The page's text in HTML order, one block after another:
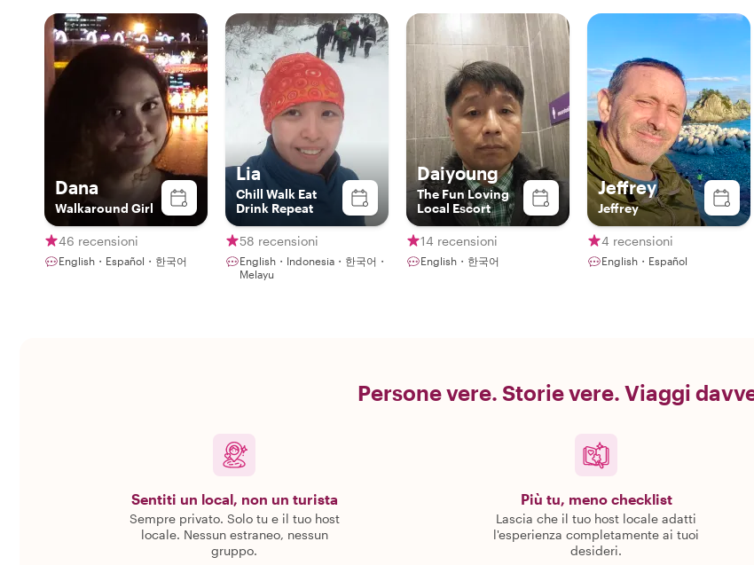
Dana
Walkaround Girl
46 recensioni
English・Español・한국어
Lia
Chill Walk Eat
Drink Repeat
58 recensioni
English・Indonesia・한국어・
Melayu
Daiyoung
The Fun Loving
Local Escort
14 recensioni
English・한국어
Jeffrey
Jeffrey
4 recensioni
English・Español
Persone vere. Storie vere. Viaggi
Sentiti un local, non un turista
Sempre privato. Solo tu e il tuo host
locale. Nessun estraneo, nessun
gruppo.
Più tu, meno checklist
Lascia che il tuo host locale adatti
l'esperienza completamente ai tuoi
desideri.